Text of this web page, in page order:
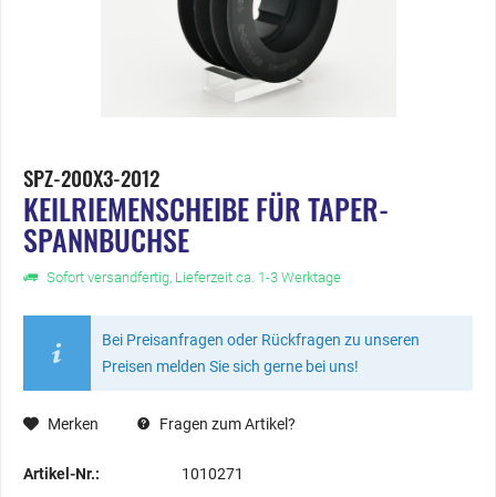
SPZ-200X3-2012
KEILRIEMENSCHEIBE FÜR TAPER-
SPANNBUCHSE
Sofort versandfertig, Lieferzeit ca. 1-3 Werktage
Bei Preisanfragen oder Rückfragen zu unseren
Preisen melden Sie sich gerne bei uns!
Merken Fragen zum Artikel?
Artikel-Nr.: 1010271